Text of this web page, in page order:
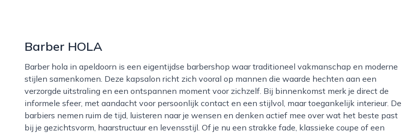
Barber HOLA
Barber hola in apeldoorn is een eigentijdse barbershop waar traditioneel vakmanschap en moderne
stijlen samenkomen. Deze kapsalon richt zich vooral op mannen die waarde hechten aan een
verzorgde uitstraling en een ontspannen moment voor zichzelf. Bij binnenkomst merk je direct de
informele sfeer, met aandacht voor persoonlijk contact en een stijlvol, maar toegankelijk interieur. De
barbiers nemen ruim de tijd, luisteren naar je wensen en denken actief mee over wat het beste past
bij je gezichtsvorm, haarstructuur en levensstijl. Of je nu een strakke fade, klassieke coupe of een